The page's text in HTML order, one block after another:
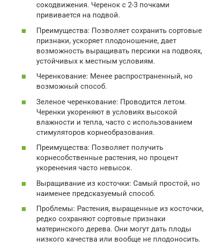
сокодвижения. Черенок с 2-3 почками
прививается на подвой.
Преимущества: Позволяет сохранить сортовые
признаки, ускоряет плодоношение, дает
возможность выращивать персики на подвоях,
устойчивых к местным условиям.
Черенкование: Менее распространенный, но
возможный способ.
Зеленое черенкование: Проводится летом.
Черенки укореняют в условиях высокой
влажности и тепла, часто с использованием
стимуляторов корнеобразования.
Преимущества: Позволяет получить
корнесобственные растения, но процент
укоренения часто невысок.
Выращивание из косточки: Самый простой, но
наименее предсказуемый способ.
Проблемы: Растения, выращенные из косточки,
редко сохраняют сортовые признаки
материнского дерева. Они могут дать плоды
низкого качества или вообще не плодоносить.